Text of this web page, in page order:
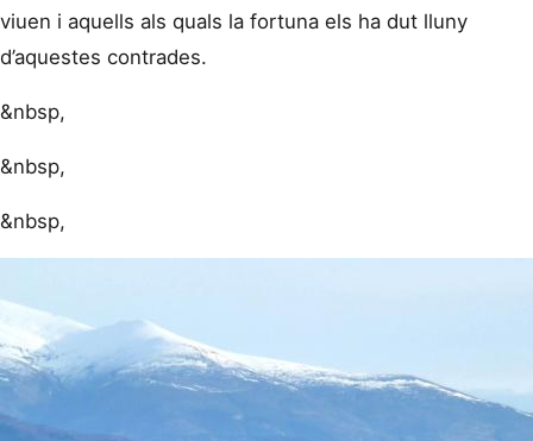
viuen i aquells als quals la fortuna els ha dut lluny
d’aquestes contrades.
&nbsp,
&nbsp,
&nbsp,